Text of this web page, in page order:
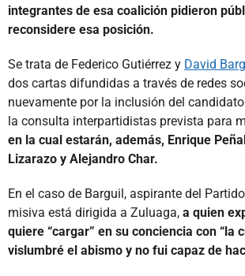
integrantes de esa coalición pidieron
reconsidere esa posición.
Se trata de Federico Gutiérrez y David
dos cartas difundidas a través de redes
nuevamente por la inclusión del
la consulta interpartidistas prevista para
en la cual estarán, además, Enrique
Lizarazo y Alejandro Char.
En el caso de Barguil, aspirante del
misiva está dirigida a Zuluaga, a quien
quiere “cargar” en su conciencia con “la
vislumbré el abismo y no fui capaz de